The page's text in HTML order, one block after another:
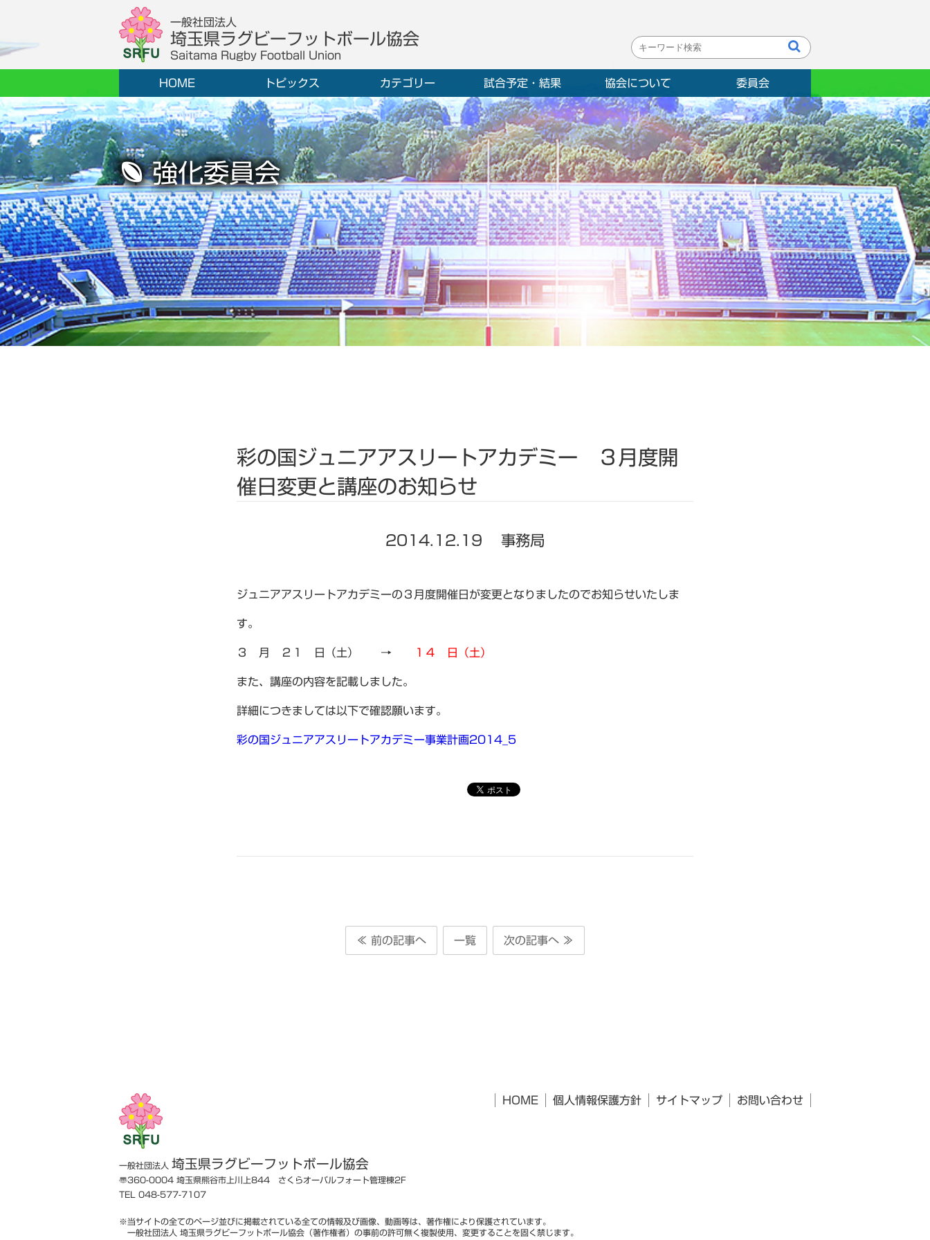
一般社団法人
埼玉県ラグビーフットボール協会
Saitama Rugby Football Union
HOME トピックス カテゴリー 試合予定・結果 協会について 委員会
強化委員会
彩の国ジュニアアスリートアカデミー ３月度開
催日変更と講座のお知らせ
2014.12.19 事務局
ジュニアアスリートアカデミーの３月度開催日が変更となりましたのでお知らせいたしま
す。
３ 月 ２１ 日（土） → １４ 日（土）
また、講座の内容を記載しました。
詳細につきましては以下で確認願います。
彩の国ジュニアアスリートアカデミー事業計画2014_5
≪ 前の記事へ 一覧 次の記事へ ≫
HOME 個人情報保護方針 サイトマップ お問い合わせ
一般社団法人 埼玉県ラグビーフットボール協会
〠360-0004 埼玉県熊谷市上川上844 さくらオーバルフォート管理棟2F
TEL 048-577-7107
※当サイトの全てのページ並びに掲載されている全ての情報及び画像、動画等は、著作権により保護されています。
一般社団法人 埼玉県ラグビーフットボール協会（著作権者）の事前の許可無く複製使用、変更することを固く禁じます。